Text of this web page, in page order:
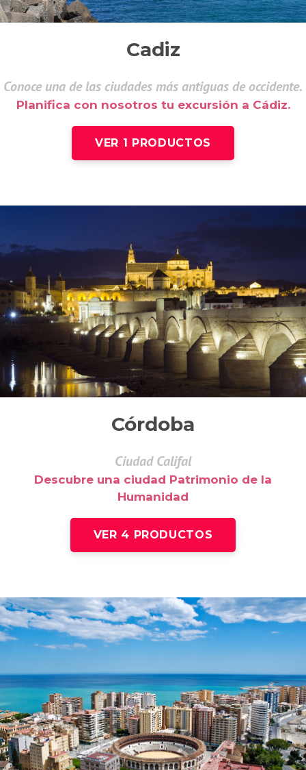
Cadiz
Conoce una de las ciudades más antiguas de occidente.
Planifica con nosotros tu excursión a Cádiz.
VER 1 PRODUCTOS
Córdoba
Ciudad Califal
Descubre una ciudad Patrimonio de la
Humanidad
VER 4 PRODUCTOS